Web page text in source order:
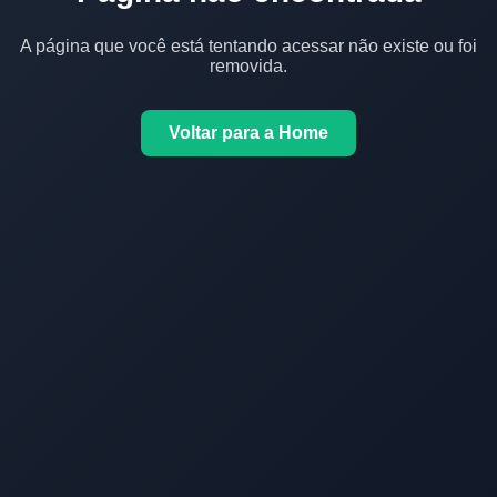
A página que você está tentando acessar não existe ou foi
removida.
Voltar para a Home